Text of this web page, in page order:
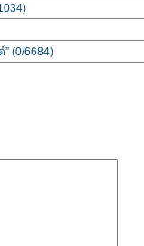
(0/6684)